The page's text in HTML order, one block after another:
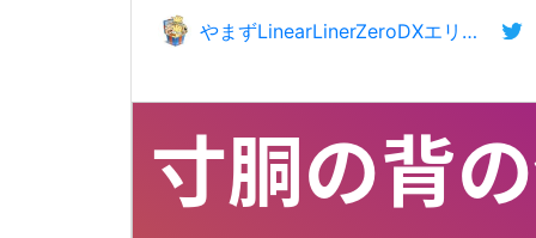
やまずLinearLinerZeroDXエリントシーカー、歴史新ワード:だいねん、字音広告創設🍧
寸胴の背